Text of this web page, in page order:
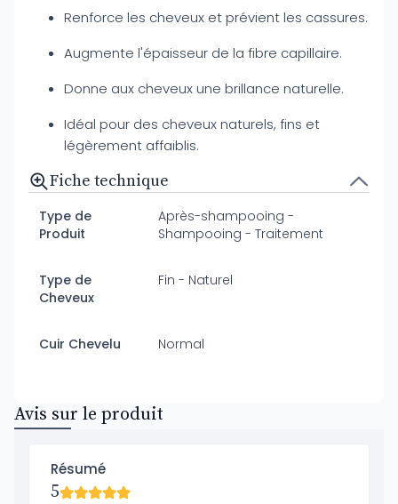
Renforce les cheveux et prévient les cassures.
Augmente l'épaisseur de la fibre capillaire.
Donne aux cheveux une brillance naturelle.
Idéal pour des cheveux naturels, fins et
légèrement affaiblis.
Fiche technique
Type de
Produit
Après-shampooing -
Shampooing - Traitement
Type de
Cheveux
Fin - Naturel
Cuir Chevelu Normal
Avis sur le produit
Résumé
5